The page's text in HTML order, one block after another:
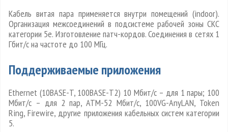
Кабель витая пара применяется внутри помещений (indoor).
Организация межсоединений в подсистеме рабочей зоны СКС
категории 5e. Изготовление патч-кордов. Соединения в сетях 1
Гбит/с на частоте до 100 МГц.
Поддерживаемые приложения
Ethernet (10BASE-T, 100BASE-T2) 10 Мбит/с – для 1 пары; 100
Мбит/с – для 2 пар, ATM-52 Мбит/с, 100VG-AnyLAN, Token
Ring, Firewire, другие приложения кабельных систем категории
5.